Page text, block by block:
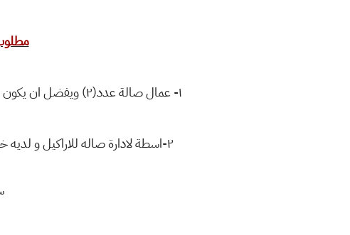
١- عمال صالة عدد(٢) ويفضل ان يكون من الاعمار الشبابية ولديه خبرة في مجال المطاعم و حسن السلوك و المظهر في التعامل مع الزبائن
٢-اسطة لادارة صاله للاراكيل و لديه خبرة في المجال و ان يكون ذو خبرة و يفضل ان يكون من المحافظات و (يوجد مكان لبيت الاسطة )
٣- عامل شاي و قهوة